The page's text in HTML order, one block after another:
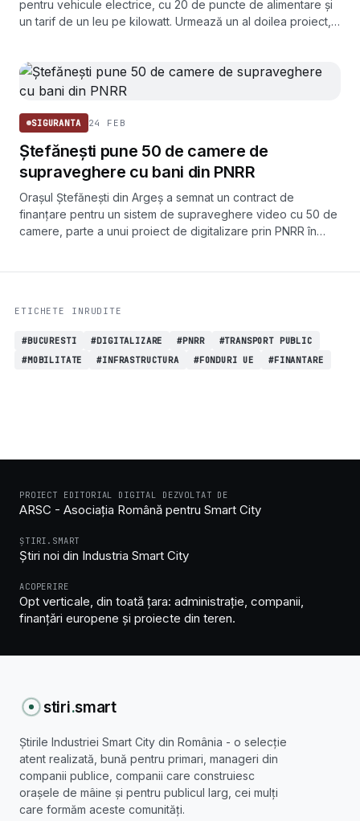
pentru vehicule electrice, cu 20 de puncte de alimentare și
un tarif de un leu pe kilowatt. Urmează un al doilea proiect,
SIGURANTA 24 FEB
Ștefănești pune 50 de camere de
supraveghere cu bani din PNRR
Orașul Ștefănești din Argeș a semnat un contract de
finanțare pentru un sistem de supraveghere video cu 50 de
camere, parte a unui proiect de digitalizare prin PNRR în
ETICHETE INRUDITE
#BUCURESTI #DIGITALIZARE #PNRR
#TRANSPORT PUBLIC
#MOBILITATE
#INFRASTRUCTURA #FONDURI UE #FINANTARE
PROIECT EDITORIAL DIGITAL DEZVOLTAT DE
ARSC - Asociația Română pentru Smart City
ȘTIRI.SMART
Știri noi din Industria Smart City
ACOPERIRE
Opt verticale, din toată țara: administrație, companii,
finanțări europene și proiecte din teren.
stiri.smart
Știrile Industriei Smart City din România - o selecție
atent realizată, bună pentru primari, manageri din
companii publice, companii care construiesc
orașele de mâine și pentru publicul larg, cei mulți
care formăm aceste comunități.